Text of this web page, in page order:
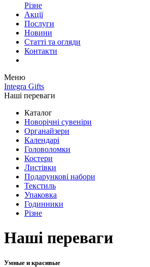
Різне
Акції
Послуги
Новини
Статті та огляди
Контакти
Меню
Integra Gifts
Наші переваги
Каталог
Новорічні сувеніри
Органайзери
Календарі
Головоломки
Костери
Листівки
Подарункові набори
Текстиль
Упаковка
Годинники
Різне
Наші переваги
Умные и красивые